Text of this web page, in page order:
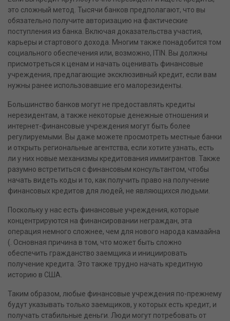
это сложный метод. Тысячи банков предполагают, что вы
обязательно получите авторизацию на фактические
поступления из банка. Включая доказательства участия,
карьеры и стартового дохода. Многим также понадобится том
социального обеспечения или, возможно, ITIN. Вы должны
присмотреться к ценам и начать оценивать финансовые
учреждения, предлагающие эксклюзивный кредит, если вам
нужны ранее использовавшие его малорезиденты.
Большинство банков могут не предоставлять кредиты
нерезидентам, а также некоторые денежные отношения и
интернет-финансовые учреждения могут быть более
регулируемыми. Вы даже можете просмотреть местные банки
и открыть региональные агентства, если хотите узнать, есть
ли у них новые механизмы кредитования иммигрантов. Также
разумно встретиться с финансовым консультантом, чтобы
начать видеть коды и то, как получить право на получение
финансовых кредитов для людей, не являющихся людьми.
Поскольку у нас есть финансовые учреждения, которые
концентрируются на финансировании неграждан, эта
операция немного сложнее, чем для нового народа камаайна
(. Основная причина в том, что может быть сложно
обеспечить гражданство заемщика и инициировать
получение кредита. Это также трудно начать кредитную
историю в США.
Таким образом, любые финансовые учреждения по-прежнему
будут указывать только заемщиков, у которых есть кредит, и
получать стабильные деньги. Люди могут потребовать от